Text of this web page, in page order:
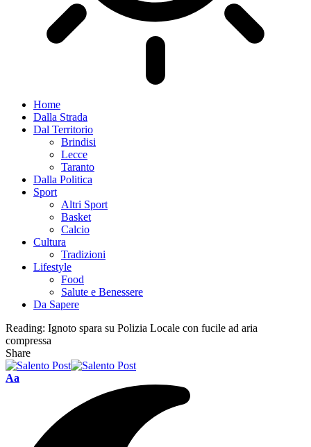
Home
Dalla Strada
Dal Territorio
Brindisi
Lecce
Taranto
Dalla Politica
Sport
Altri Sport
Basket
Calcio
Cultura
Tradizioni
Lifestyle
Food
Salute e Benessere
Da Sapere
Reading: Ignoto spara su Polizia Locale con fucile ad aria
compressa
Share
Aa